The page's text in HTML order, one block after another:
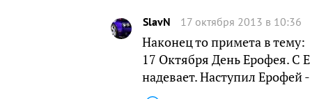
SlavN 17 октября 2013 в 10:36
Наконец то примета в тему:
17 Октября День Ерофея. С
надевает. Наступил